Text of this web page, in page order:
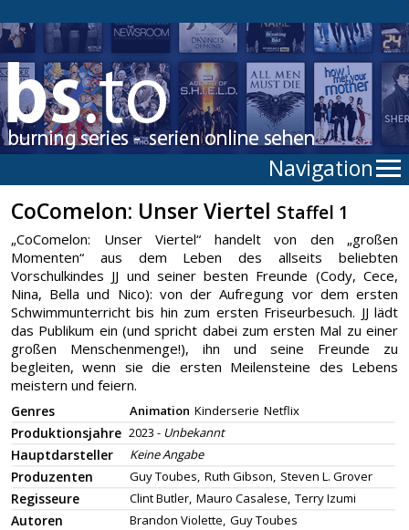
Navigation
CoComelon: Unser Viertel Staffel 1
„CoComelon: Unser Viertel“ handelt von den „großen
Momenten“ aus dem Leben des allseits beliebten
Vorschulkindes JJ und seiner besten Freunde (Cody, Cece,
Nina, Bella und Nico): von der Aufregung vor dem ersten
Schwimmunterricht bis hin zum ersten Friseurbesuch. JJ lädt
das Publikum ein (und spricht dabei zum ersten Mal zu einer
großen Menschenmenge!), ihn und seine Freunde zu
begleiten, wenn sie die ersten Meilensteine des Lebens
meistern und feiern.
Genres Animation Kinderserie Netflix
Produktionsjahre 2023 - Unbekannt
Hauptdarsteller Keine Angabe
Produzenten Guy Toubes, Ruth Gibson, Steven L. Grover
Regisseure Clint Butler, Mauro Casalese, Terry Izumi
Autoren Brandon Violette, Guy Toubes